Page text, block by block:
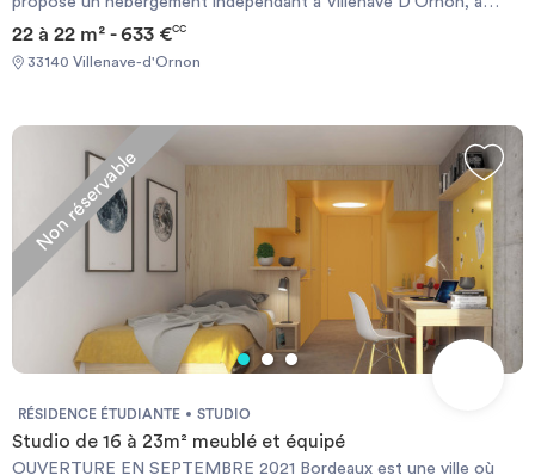
seulement 450 mètres de l’autoroute A630 et à 15 minutes de
route du centre-ville de Bordeaux. Tous les logements sont
dotés d’une connexion Internet par Numéricâble et Wi-Fi gratuite
également un coin repas et une kitchenette tout équipée avec
réfrigérateur et cuisinière. L’aéroport de Mérignac se situe à 12
km et la gare à 20mn Location courte ou longue durée de
quelques jours à plusieurs mois
22 à 22 m² - 633 €CC
33140 Villenave-d'Ornon
Non réservable
RÉSIDENCE ÉTUDIANTE STUDIO
Studio de 16 à 23m² meublé et équipé
OUVERTURE EN SEPTEMBRE 2021 Bordeaux est une ville où